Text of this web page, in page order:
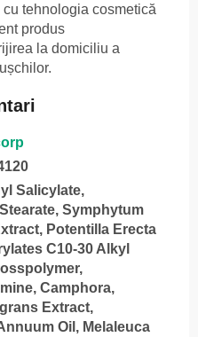
tehnologia cosmetică
produs
la domiciliu a
Salicylate,
Symphytum
Potentilla Erecta
C10-30 Alkyl
Camphora,
Extract,
Oil, Melaleuca